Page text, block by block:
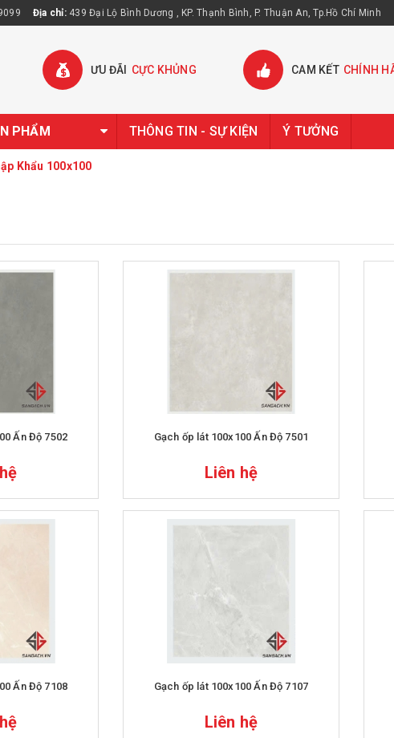
Địa chỉ: 439 Đại Lộ Bình Dương , KP. Thạnh Bình, P. Thuận An, Tp.Hồ Chí Minh
ƯU ĐÃI CỰC KHỦNG CAM KẾT CHÍNH
PHẨM THÔNG TIN - SỰ KIỆN Ý TƯỞNG
Khẩu 100x100
Ấn Độ 7502 Gạch ốp lát 100x100 Ấn Độ 7501
Liên hệ
Ấn Độ 7108 Gạch ốp lát 100x100 Ấn Độ 7107
Liên hệ